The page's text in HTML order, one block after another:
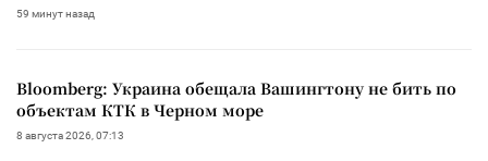
59 минут назад
Bloomberg: Украина обещала Вашингтону не бить по
объектам КТК в Черном море
8 августа 2026, 07:13